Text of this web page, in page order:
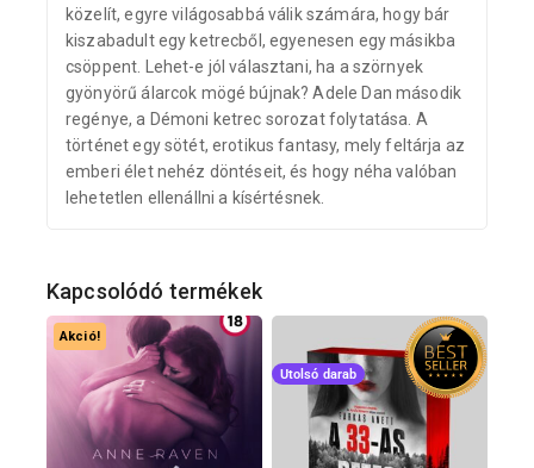
közelít, egyre világosabbá válik számára, hogy bár
kiszabadult egy ketrecből, egyenesen egy másikba
csöppent. Lehet-e jól választani, ha a szörnyek
gyönyörű álarcok mögé bújnak? Adele Dan második
regénye, a Démoni ketrec sorozat folytatása. A
történet egy sötét, erotikus fantasy, mely feltárja az
emberi élet nehéz döntéseit, és hogy néha valóban
lehetetlen ellenállni a kísértésnek.
Kapcsolódó termékek
Akció!
Utolsó darab